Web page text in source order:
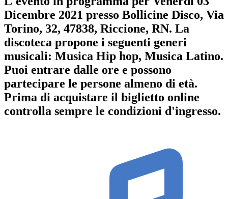
Dicembre 2021 presso Bollicine Disco, Via
Torino, 32, 47838, Riccione, RN. La
discoteca propone i seguenti generi
musicali: Musica Hip hop, Musica Latino.
Puoi entrare dalle ore e possono
partecipare le persone almeno di età.
Prima di acquistare il biglietto online
controlla sempre le condizioni d'ingresso.